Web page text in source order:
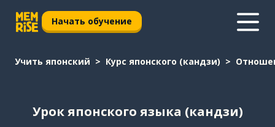
Начать обучение
Учить японский Курс японского (кандзи)
Урок японского языка (кандзи)